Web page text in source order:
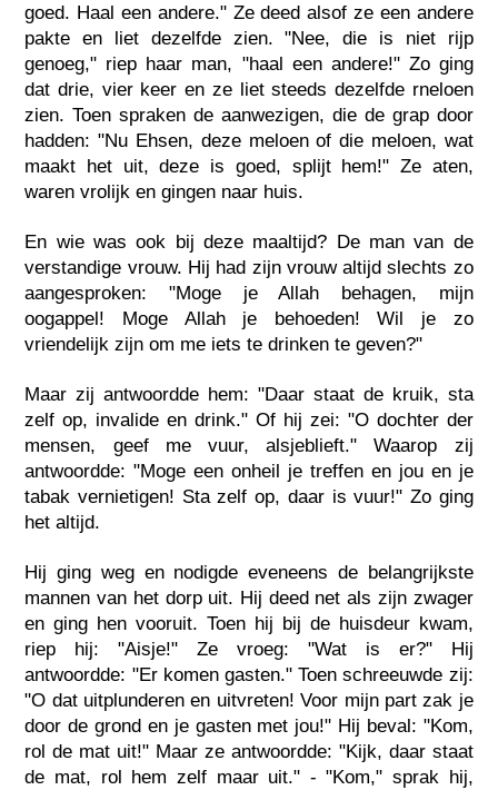
goed. Haal een andere." Ze deed alsof ze een andere
pakte en liet dezelfde zien. "Nee, die is niet rijp
genoeg," riep haar man, "haal een andere!" Zo ging
dat drie, vier keer en ze liet steeds dezelfde rneloen
zien. Toen spraken de aanwezigen, die de grap door
hadden: "Nu Ehsen, deze meloen of die meloen, wat
maakt het uit, deze is goed, splijt hem!" Ze aten,
waren vrolijk en gingen naar huis.
En wie was ook bij deze maaltijd? De man van de
verstandige vrouw. Hij had zijn vrouw altijd slechts zo
aangesproken: "Moge je Allah behagen, mijn
oogappel! Moge Allah je behoeden! Wil je zo
vriendelijk zijn om me iets te drinken te geven?"
Maar zij antwoordde hem: "Daar staat de kruik, sta
zelf op, invalide en drink." Of hij zei: "O dochter der
mensen, geef me vuur, alsjeblieft." Waarop zij
antwoordde: "Moge een onheil je treffen en jou en je
tabak vernietigen! Sta zelf op, daar is vuur!" Zo ging
het altijd.
Hij ging weg en nodigde eveneens de belangrijkste
mannen van het dorp uit. Hij deed net als zijn zwager
en ging hen vooruit. Toen hij bij de huisdeur kwam,
riep hij: "Aisje!" Ze vroeg: "Wat is er?" Hij
antwoordde: "Er komen gasten." Toen schreeuwde zij:
"O dat uitplunderen en uitvreten! Voor mijn part zak je
door de grond en je gasten met jou!" Hij beval: "Kom,
rol de mat uit!" Maar ze antwoordde: "Kijk, daar staat
de mat, rol hem zelf maar uit." - "Kom," sprak hij,